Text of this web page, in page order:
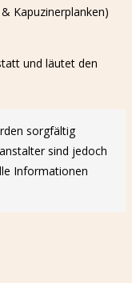
Kapuzinerplanken)
und läutet den
sorgfältig
sind jedoch
Informationen